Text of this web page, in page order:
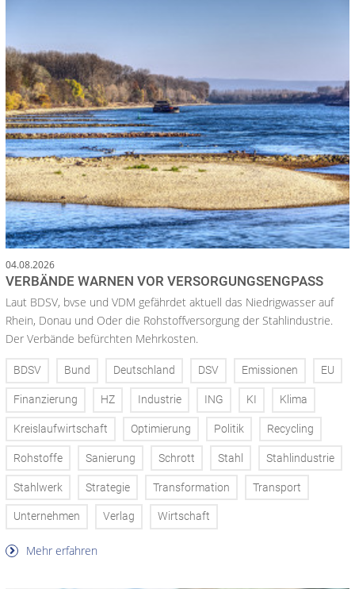
04.08.2026
VERBÄNDE WARNEN VOR VERSORGUNGSENGPASS
Laut BDSV, bvse und VDM gefährdet aktuell das Niedrigwasser auf
Rhein, Donau und Oder die Rohstoffversorgung der Stahlindustrie.
Der Verbände befürchten Mehrkosten.
BDSV Bund Deutschland DSV Emissionen EU
Finanzierung HZ Industrie ING KI Klima
Kreislaufwirtschaft Optimierung Politik Recycling
Rohstoffe Sanierung Schrott Stahl Stahlindustrie
Stahlwerk Strategie Transformation Transport
Unternehmen Verlag Wirtschaft
Mehr erfahren